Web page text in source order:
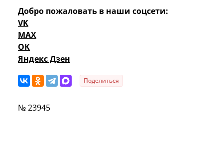
Добро пожаловать в наши соцсети:
VK
MAX
OK
Яндекс Дзен
Поделиться
№ 23945